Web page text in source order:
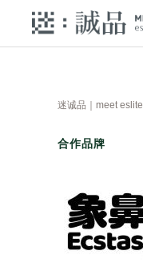
迷诚品｜meet eslite
合作品牌